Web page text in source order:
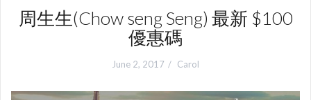
周生生(Chow seng Seng) 最新 $100
優惠碼
June 2, 2017 Carol